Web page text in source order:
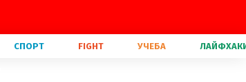
СПОРТ FIGHT УЧЕБА